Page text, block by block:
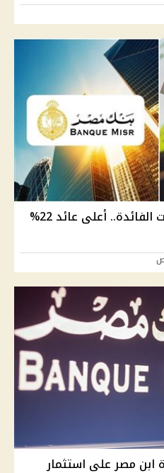
شهادات بنك مصر بعد تثبيت الفائدة.. أعلى عائد 22%
مصر على استثمار